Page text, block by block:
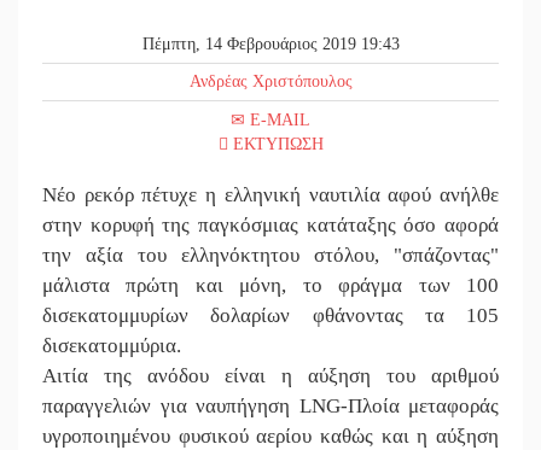
||
|| Μπαρόκ
Διακοπή
|| Στο
|| Νταλίκα
Πέμπτη, 14 Φεβρουάριος 2019 19:43
Ανδρέας Χριστόπουλος
E-MAIL
ΕΚΤΥΠΩΣΗ
Νέο ρεκόρ πέτυχε η ελληνική ναυτιλία αφού ανήλθε
στην κορυφή της παγκόσμιας κατάταξης όσο αφορά
την αξία του ελληνόκτητου στόλου, "σπάζοντας"
μάλιστα πρώτη και μόνη, το φράγμα των 100
δισεκατομμυρίων δολαρίων φθάνοντας τα 105
δισεκατομμύρια.
Αιτία της ανόδου είναι η αύξηση του αριθμού
παραγγελιών για ναυπήγηση LNG-Πλοία μεταφοράς
υγροποιημένου φυσικού αερίου καθώς και η αύξηση